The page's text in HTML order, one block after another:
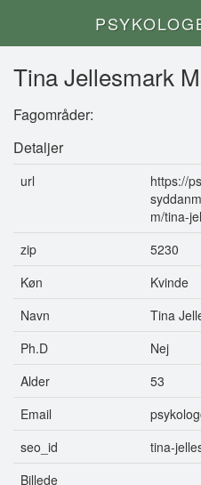
Tina Jellesmark
Fagområder:
Detaljer
url
https://
m/tina-
zip
5230
Køn
Kvinde
Navn
Tina
Ph.D
Nej
Alder
53
Email
seo_id
tina-
Billede